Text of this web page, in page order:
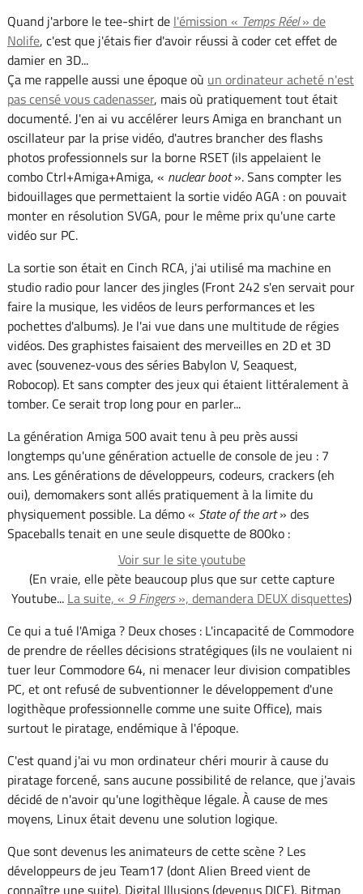
Quand j'arbore le tee-shirt de l'émission « Temps Réel» de
Nolife, c'est que j'étais fier d'avoir réussi à coder cet effet de
damier en 3D...
Ça me rappelle aussi une époque où un ordinateur acheté n'est
pas censé vous cadenasser, mais où pratiquement tout était
documenté. J'en ai vu accélérer leurs Amiga en branchant un
oscillateur par la prise vidéo, d'autres brancher des flashs
photos professionnels sur la borne RSET (ils appelaient le
combo Ctrl+Amiga+Amiga, « nuclear boot». Sans compter les
bidouillages que permettaient la sortie vidéo AGA : on pouvait
monter en résolution SVGA, pour le même prix qu'une carte
vidéo sur PC.
La sortie son était en Cinch RCA, j'ai utilisé ma machine en
studio radio pour lancer des jingles (Front 242 s'en servait pour
faire la musique, les vidéos de leurs performances et les
pochettes d'albums). Je l'ai vue dans une multitude de régies
vidéos. Des graphistes faisaient des merveilles en 2D et 3D
avec (souvenez-vous des séries Babylon V, Seaquest,
Robocop). Et sans compter des jeux qui étaient littéralement à
tomber. Ce serait trop long pour en parler...
La génération Amiga 500 avait tenu à peu près aussi
longtemps qu'une génération actuelle de console de jeu : 7
ans. Les générations de développeurs, codeurs, crackers (eh
oui), demomakers sont allés pratiquement à la limite du
physiquement possible. La démo « State of the art» des
Spaceballs tenait en une seule disquette de 800ko :
Voir sur le site youtube
(En vraie, elle pète beaucoup plus que sur cette capture
Youtube... La suite, « 9 Fingers», demandera DEUX disquettes)
Ce qui a tué l'Amiga ? Deux choses : L'incapacité de Commodore
de prendre de réelles décisions stratégiques (ils ne voulaient ni
tuer leur Commodore 64, ni menacer leur division compatibles
PC, et ont refusé de subventionner le développement d'une
logithèque professionnelle comme une suite Office), mais
surtout le piratage, endémique à l'époque.
C'est quand j'ai vu mon ordinateur chéri mourir à cause du
piratage forcené, sans aucune possibilité de relance, que j'avais
décidé de n'avoir qu'une logithèque légale. À cause de mes
moyens, Linux était devenu une solution logique.
Que sont devenus les animateurs de cette scène ? Les
développeurs de jeu Team17 (dont Alien Breed vient de